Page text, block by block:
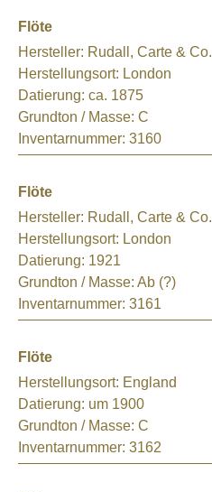
Flöte
Hersteller: Rudall, Carte & Co.
Herstellungsort: London
Datierung: ca. 1875
Grundton / Masse: C
Inventarnummer: 3160
Flöte
Hersteller: Rudall, Carte & Co.
Herstellungsort: London
Datierung: 1921
Grundton / Masse: Ab (?)
Inventarnummer: 3161
Flöte
Herstellungsort: England
Datierung: um 1900
Grundton / Masse: C
Inventarnummer: 3162